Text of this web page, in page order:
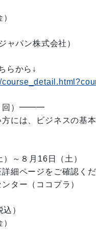
パン株式会社）
らから↓
回）━━━
には、ビジネスの基
～８月16日（土）
ページをご確認くだ
ター（ココプラ）
）